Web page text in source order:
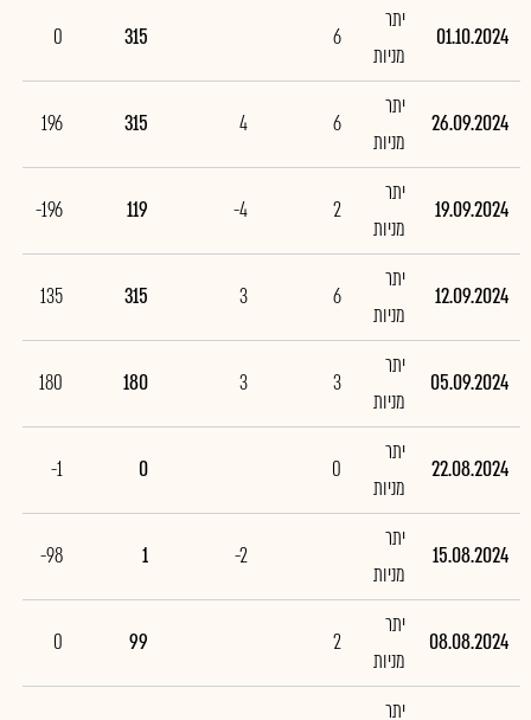
01.10.2024
יתר
מניות
6
315
0
26.09.2024
יתר
מניות
6
4
315
196
19.09.2024
יתר
מניות
2
-4
119
-196
12.09.2024
יתר
מניות
6
3
315
135
05.09.2024
יתר
מניות
3
3
180
180
22.08.2024
יתר
מניות
0
0
-1
15.08.2024
יתר
מניות
-2
1
-98
08.08.2024
יתר
מניות
2
99
0
יתר